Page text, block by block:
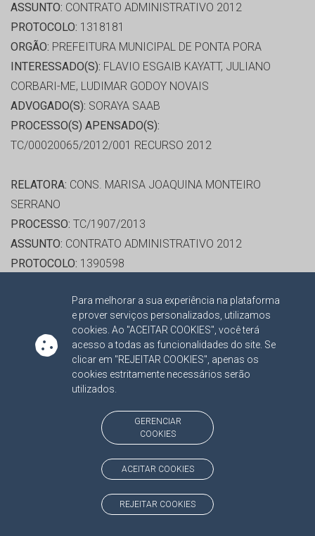
Para melhorar a sua experiência na plataforma
e prover serviços personalizados, utilizamos
cookies. Ao "ACEITAR COOKIES", você terá
acesso a todas as funcionalidades do site. Se
clicar em "REJEITAR COOKIES", apenas os
cookies estritamente necessários serão
utilizados.
GERENCIAR
COOKIES
ACEITAR COOKIES
REJEITAR COOKIES
ASSUNTO: CONTRATO ADMINISTRATIVO 2012
PROTOCOLO: 1318181
ORGÃO: PREFEITURA MUNICIPAL DE PONTA PORA
INTERESSADO(S): FLAVIO ESGAIB KAYATT, JULIANO
CORBARI-ME, LUDIMAR GODOY NOVAIS
ADVOGADO(S): SORAYA SAAB
PROCESSO(S) APENSADO(S):
TC/00020065/2012/001 RECURSO 2012
RELATORA: CONS. MARISA JOAQUINA MONTEIRO
SERRANO
PROCESSO: TC/1907/2013
ASSUNTO: CONTRATO ADMINISTRATIVO 2012
PROTOCOLO: 1390598
INTERESSADO(S):EXPRESSO QUEIROZ LTDA, FLAVIO
ESGAIB KAYATT, LUDIMAR GODOY NOVAIS
ADVOGADO(S):NÃO HÁ
CONS. MARISA JOAQUINA MONTEIRO
TC/19091/2013
CONTRATO ADMINISTRATIVO 2013
1462467
PREFEITURA MUNICIPAL DE BELA VISTA
ESPOLIO RENATO DE SOUZA ROSA,